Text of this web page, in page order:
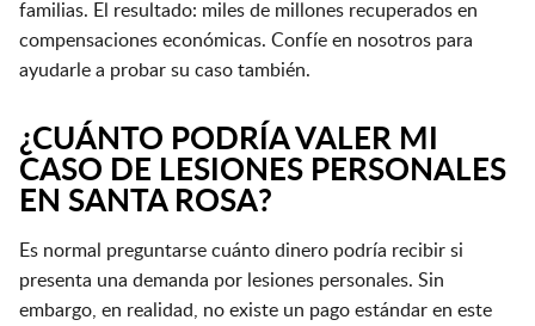
familias. El resultado: miles de millones recuperados en
compensaciones económicas. Confíe en nosotros para
ayudarle a probar su caso también.
¿CUÁNTO PODRÍA VALER MI
CASO DE LESIONES PERSONALES
EN SANTA ROSA?
Es normal preguntarse cuánto dinero podría recibir si
presenta una demanda por lesiones personales. Sin
embargo, en realidad, no existe un pago estándar en este